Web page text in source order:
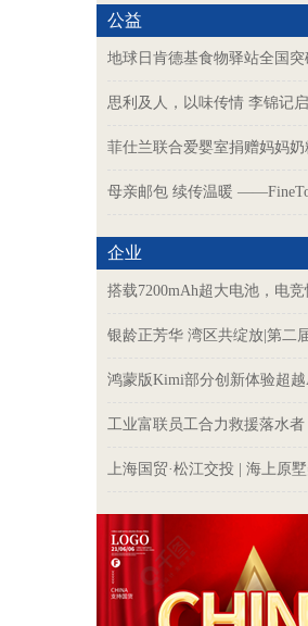
公益
地球日肯德基食物驿站全国突
思利及人，以味传情 李锦记
菲仕兰联合爱婴室捐赠妈妈
母亲邮包 续传温暖
企业
搭载7200mAh超大电池，电
银龄正芳华 湾区共绽放|第二
鸿蒙版Kimi部分创新体验超越
工业富联员工合力救援落水
上海国贸·松江交投 | 海上原